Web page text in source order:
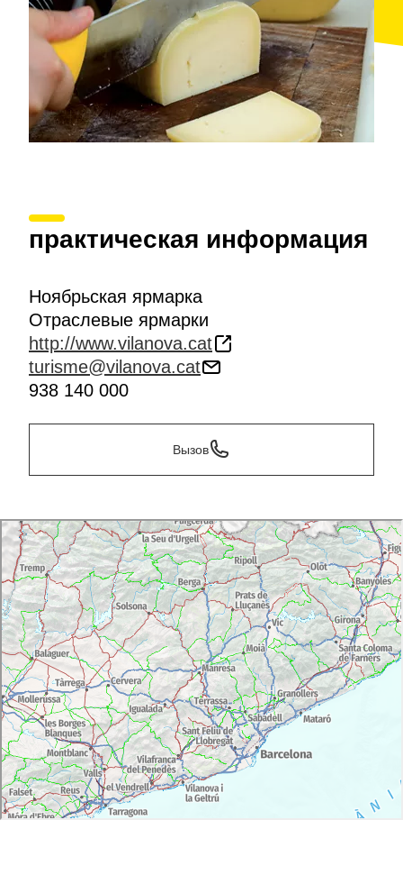
практическая информация
Ноябрьская ярмарка
Отраслевые ярмарки
http://www.vilanova.cat
turisme@vilanova.cat
938 140 000
Вызов